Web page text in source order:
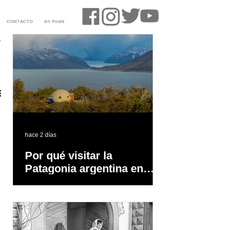
CONTACTO All Posts
Por qué visitar la
Patagonia argentina en
hace 2 días